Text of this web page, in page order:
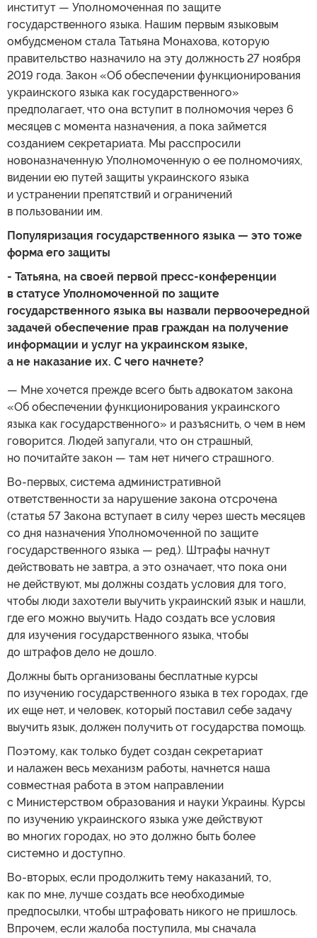
институт — Уполномоченная по защите
государственного языка. Нашим первым языковым
омбудсменом стала Татьяна Монахова, которую
правительство назначило на эту должность 27 ноября
2019 года. Закон «Об обеспечении функционирования
украинского языка как государственного»
предполагает, что она вступит в полномочия через 6
месяцев с момента назначения, а пока займется
созданием секретариата. Мы расспросили
новоназначенную Уполномоченную о ее полномочиях,
видении ею путей защиты украинского языка
и устранении препятствий и ограничений
в пользовании им.
Популяризация государственного языка — это тоже
форма его защиты
- Татьяна, на своей первой пресс-конференции
в статусе Уполномоченной по защите
государственного языка вы назвали первоочередной
задачей обеспечение прав граждан на получение
информации и услуг на украинском языке,
а не наказание их. С чего начнете?
— Мне хочется прежде всего быть адвокатом закона
«Об обеспечении функционирования украинского
языка как государственного» и разъяснить, о чем в нем
говорится. Людей запугали, что он страшный,
но почитайте закон — там нет ничего страшного.
Во-первых, система административной
ответственности за нарушение закона отсрочена
(статья 57 Закона вступает в силу через шесть месяцев
со дня назначения Уполномоченной по защите
государственного языка — ред.). Штрафы начнут
действовать не завтра, а это означает, что пока они
не действуют, мы должны создать условия для того,
чтобы люди захотели выучить украинский язык и нашли,
где его можно выучить. Надо создать все условия
для изучения государственного языка, чтобы
до штрафов дело не дошло.
Должны быть организованы бесплатные курсы
по изучению государственного языка в тех городах, где
их еще нет, и человек, который поставил себе задачу
выучить язык, должен получить от государства помощь.
Поэтому, как только будет создан секретариат
и налажен весь механизм работы, начнется наша
совместная работа в этом направлении
с Министерством образования и науки Украины. Курсы
по изучению украинского языка уже действуют
во многих городах, но это должно быть более
системно и доступно.
Во-вторых, если продолжить тему наказаний, то,
как по мне, лучше создать все необходимые
предпосылки, чтобы штрафовать никого не пришлось.
Впрочем, если жалоба поступила, мы сначала